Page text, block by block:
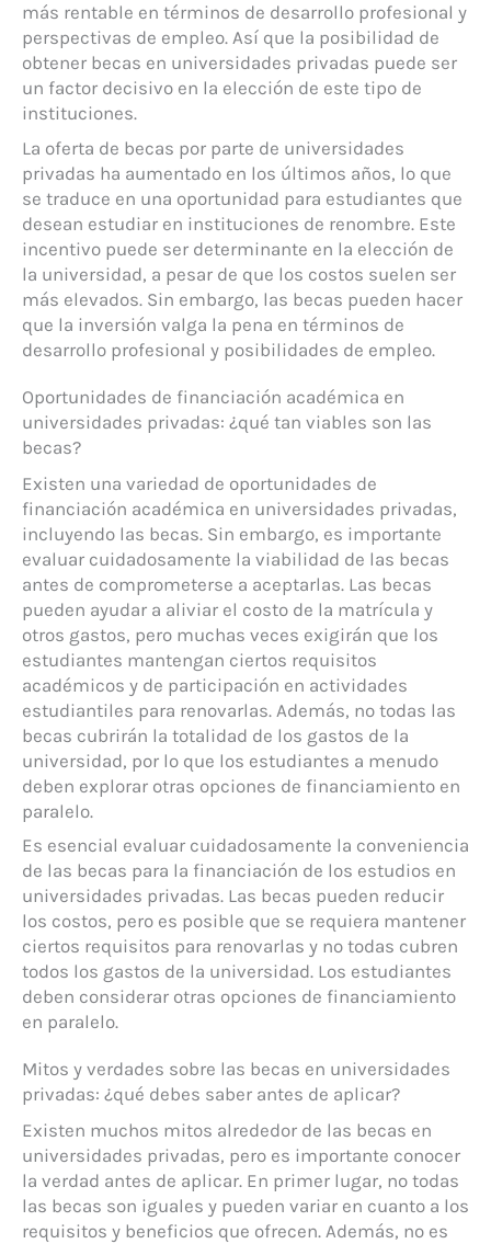
más rentable en términos de desarrollo profesional y
perspectivas de empleo. Así que la posibilidad de
obtener becas en universidades privadas puede ser
un factor decisivo en la elección de este tipo de
instituciones.
La oferta de becas por parte de universidades
privadas ha aumentado en los últimos años, lo que
se traduce en una oportunidad para estudiantes que
desean estudiar en instituciones de renombre. Este
incentivo puede ser determinante en la elección de
la universidad, a pesar de que los costos suelen ser
más elevados. Sin embargo, las becas pueden hacer
que la inversión valga la pena en términos de
desarrollo profesional y posibilidades de empleo.
Oportunidades de financiación académica en
universidades privadas: ¿qué tan viables son las
becas?
Existen una variedad de oportunidades de
financiación académica en universidades privadas,
incluyendo las becas. Sin embargo, es importante
evaluar cuidadosamente la viabilidad de las becas
antes de comprometerse a aceptarlas. Las becas
pueden ayudar a aliviar el costo de la matrícula y
otros gastos, pero muchas veces exigirán que los
estudiantes mantengan ciertos requisitos
académicos y de participación en actividades
estudiantiles para renovarlas. Además, no todas las
becas cubrirán la totalidad de los gastos de la
universidad, por lo que los estudiantes a menudo
deben explorar otras opciones de financiamiento en
paralelo.
Es esencial evaluar cuidadosamente la conveniencia
de las becas para la financiación de los estudios en
universidades privadas. Las becas pueden reducir
los costos, pero es posible que se requiera mantener
ciertos requisitos para renovarlas y no todas cubren
todos los gastos de la universidad. Los estudiantes
deben considerar otras opciones de financiamiento
en paralelo.
Mitos y verdades sobre las becas en universidades
privadas: ¿qué debes saber antes de aplicar?
Existen muchos mitos alrededor de las becas en
universidades privadas, pero es importante conocer
la verdad antes de aplicar. En primer lugar, no todas
las becas son iguales y pueden variar en cuanto a los
requisitos y beneficios que ofrecen. Además, no es